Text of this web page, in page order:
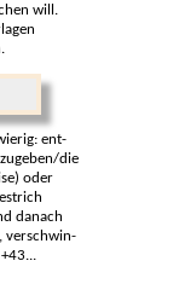
will.
ent­
die
oder
danach
verschwin­